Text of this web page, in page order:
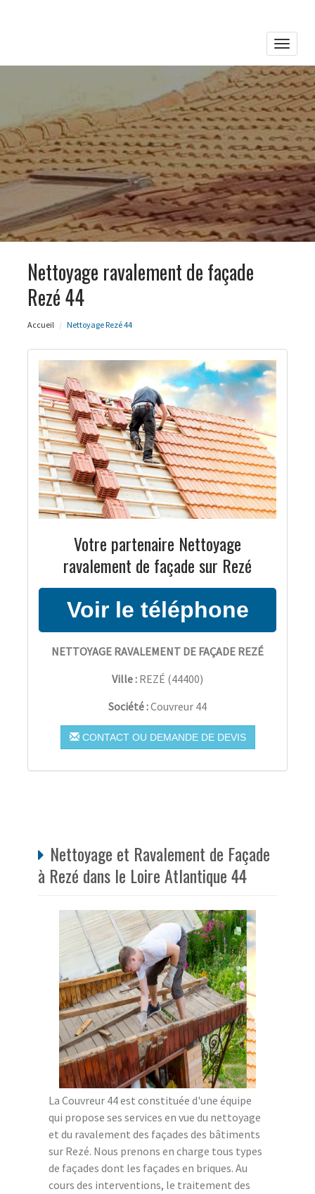
Toggle
Nettoyage ravalement de façade
Rezé 44
Accueil Nettoyage Rezé 44
Votre partenaire Nettoyage
ravalement de façade sur Rezé
NETTOYAGE RAVALEMENT DE FAÇADE REZÉ
Ville : REZÉ (44400)
Société :Couvreur 44
CONTACT OU DEMANDE DE DEVIS
Nettoyage et Ravalement de Façade
à Rezé dans le Loire Atlantique 44
La Couvreur 44 est constituée d'une équipe
qui propose ses services en vue du nettoyage
et du ravalement des façades des bâtiments
sur Rezé. Nous prenons en charge tous types
de façades dont les façades en briques. Au
cours des interventions, le traitement des